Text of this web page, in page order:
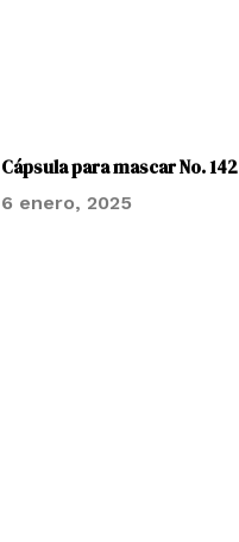
Cápsula para mascar No. 142
6 enero, 2025